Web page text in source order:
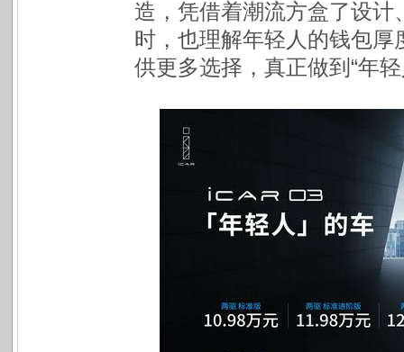
造，凭借着潮流方盒了设
时，也理解年轻人的钱包
供更多选择，真正做到“年